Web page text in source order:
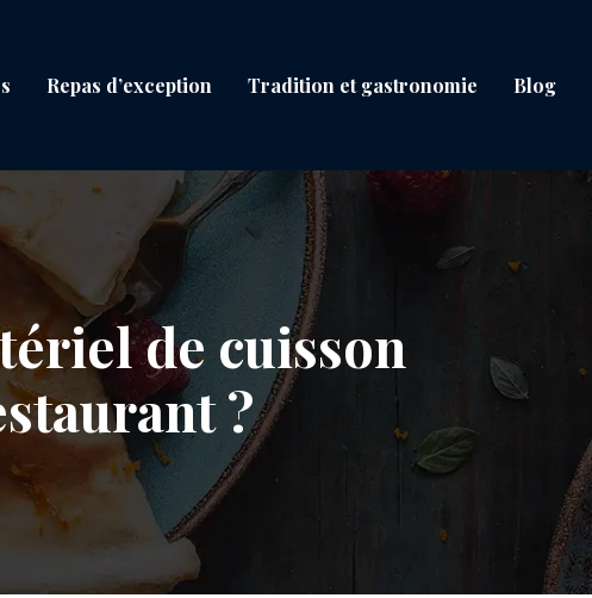
Repas d’exception Tradition et gastronomie Blog
de cuisson
?